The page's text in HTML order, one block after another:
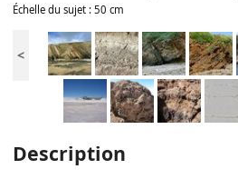
Échelle du sujet : 50 cm
<
Description